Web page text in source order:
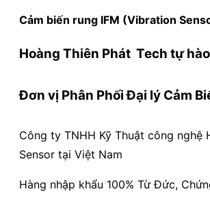
Cảm biến rung IFM (Vibration
Hoàng Thiên Phát Tech tự
Đơn vị Phân Phối Đại lý Cảm
Công ty TNHH Kỹ Thuật công nghệ
Sensor tại Việt Nam
Hàng nhập khẩu 100% Từ Đức,